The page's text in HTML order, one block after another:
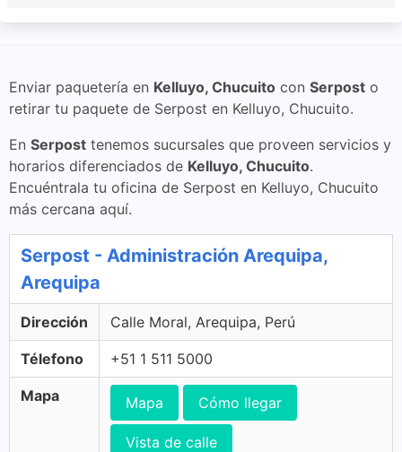
Enviar paquetería en Kelluyo, Chucuito con Serpost o
retirar tu paquete de Serpost en Kelluyo, Chucuito.
En Serpost tenemos sucursales que proveen servicios y
horarios diferenciados de Kelluyo, Chucuito.
Encuéntrala tu oficina de Serpost en Kelluyo, Chucuito
más cercana aquí.
Serpost - Administración Arequipa,
Arequipa
Dirección Calle Moral, Arequipa, Perú
Télefono +51 1 511 5000
Mapa Mapa Cómo llegar
Vista de calle